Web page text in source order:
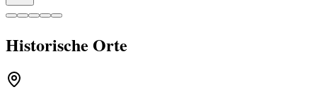
Historische Orte